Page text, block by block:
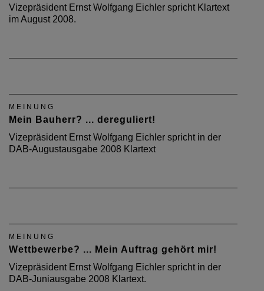
Vizepräsident Ernst Wolfgang Eichler spricht Klartext
im August 2008.
MEINUNG
Mein Bauherr? ... dereguliert!
Vizepräsident Ernst Wolfgang Eichler spricht in der
DAB-Augustausgabe 2008 Klartext
MEINUNG
Wettbewerbe? ... Mein Auftrag gehört mir!
Vizepräsident Ernst Wolfgang Eichler spricht in der
DAB-Juniausgabe 2008 Klartext.